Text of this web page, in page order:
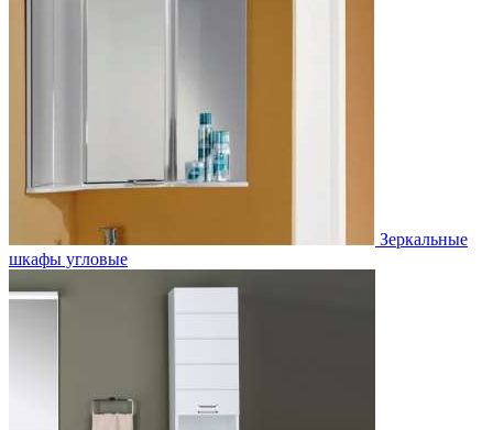
Зеркальные
шкафы угловые